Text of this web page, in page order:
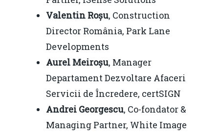
Valentin Roșu, Construction
Director România, Park Lane
Developments
Aurel Meiroșu, Manager
Departament Dezvoltare Afaceri
Servicii de Încredere, certSIGN
Andrei Georgescu, Co-fondator &
Managing Partner, White Image